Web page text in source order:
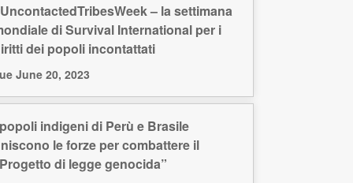
– la settimana
di Survival International per i
dei popoli incontattati
June 20, 2023
indigeni di Perù e Brasile
le forze per combattere il
di legge genocida”